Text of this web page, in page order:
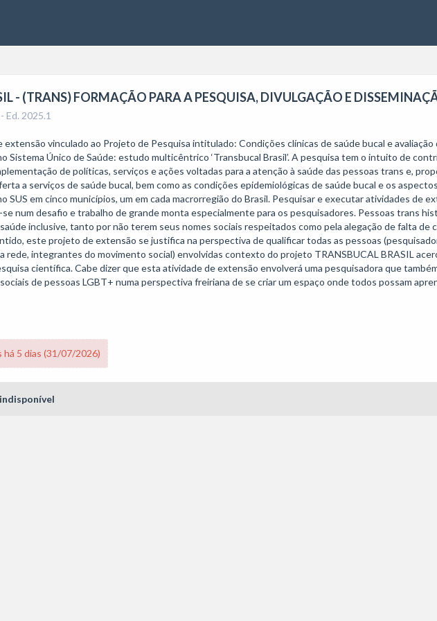
- (TRANS) FORMAÇÃO PARA A PESQUISA, DIVULGAÇÃO E
Ed. 2025.1
Sistema Único de Saúde: estudo multicêntrico ‘Transbucal Brasil’. A pesquisa tem o intuito de
de políticas, serviços e ações voltadas para a atenção à saúde das pessoas trans e,
a serviços de saúde bucal, bem como as condições epidemiológicas de saúde bucal e os
SUS em cinco municípios, um em cada macrorregião do Brasil. Pesquisar e executar atividades de
num desafio e trabalho de grande monta especialmente para os pesquisadores. Pessoas trans
inclusive, tanto por não terem seus nomes sociais respeitados como pela alegação de falta de
este projeto de extensão se justifica na perspectiva de qualificar todas as pessoas
rede, integrantes do movimento social) envolvidas contexto do projeto TRANSBUCAL BRASIL
científica. Cabe dizer que esta atividade de extensão envolverá uma pesquisadora que
de pessoas LGBT+ numa perspectiva freiriana de se criar um espaço onde todos possam
5 dias (31/07/2026)